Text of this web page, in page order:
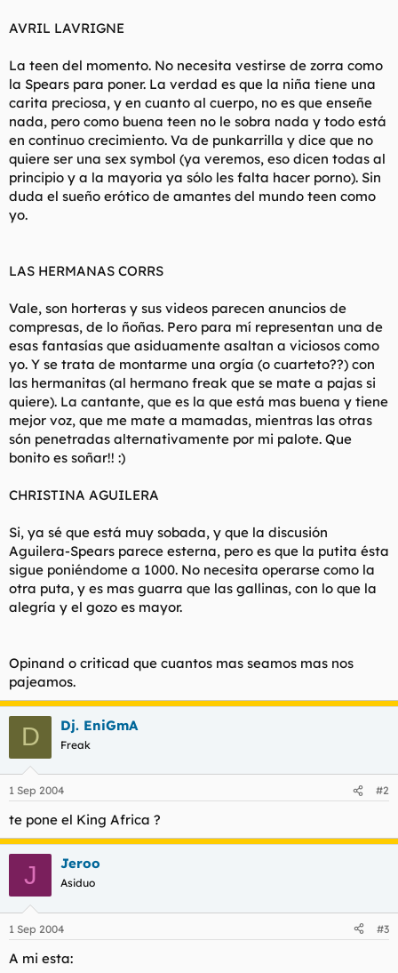
AVRIL LAVRIGNE
La teen del momento. No necesita vestirse de zorra como
la Spears para poner. La verdad es que la niña tiene una
carita preciosa, y en cuanto al cuerpo, no es que enseñe
nada, pero como buena teen no le sobra nada y todo está
en continuo crecimiento. Va de punkarrilla y dice que no
quiere ser una sex symbol (ya veremos, eso dicen todas al
principio y a la mayoria ya sólo les falta hacer porno). Sin
duda el sueño erótico de amantes del mundo teen como
yo.
LAS HERMANAS CORRS
Vale, son horteras y sus videos parecen anuncios de
compresas, de lo ñoñas. Pero para mí representan una de
esas fantasías que asiduamente asaltan a viciosos como
yo. Y se trata de montarme una orgía (o cuarteto??) con
las hermanitas (al hermano freak que se mate a pajas si
quiere). La cantante, que es la que está mas buena y tiene
mejor voz, que me mate a mamadas, mientras las otras
són penetradas alternativamente por mi palote. Que
bonito es soñar!! :)
CHRISTINA AGUILERA
Si, ya sé que está muy sobada, y que la discusión
Aguilera-Spears parece esterna, pero es que la putita ésta
sigue poniéndome a 1000. No necesita operarse como la
otra puta, y es mas guarra que las gallinas, con lo que la
alegría y el gozo es mayor.
Opinand o criticad que cuantos mas seamos mas nos
pajeamos.
D Dj. EniGmA
Freak
1 Sep 2004 #2
te pone el King Africa ?
J Jeroo
Asiduo
1 Sep 2004 #3
A mi esta: